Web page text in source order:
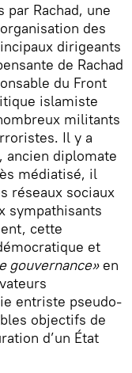
Rachad, une
des
dirigeants
de Rachad
du Front
islamiste
militants
Il y a
ancien diplomate
médiatisé, il
réseaux sociaux
sympathisants
cette
et
gouvernance»en
entriste pseudo-
objectifs de
d’un État